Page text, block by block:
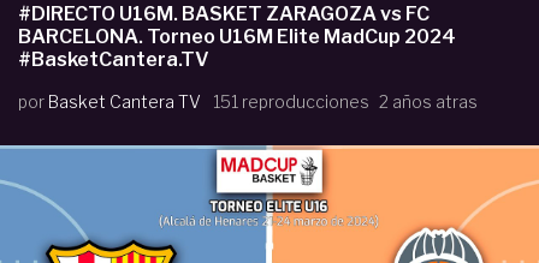
#DIRECTO U16M. BASKET ZARAGOZA vs FC
BARCELONA. Torneo U16M Elite MadCup 2024
#BasketCantera.TV
por Basket Cantera TV 151 reproducciones 2 años atras